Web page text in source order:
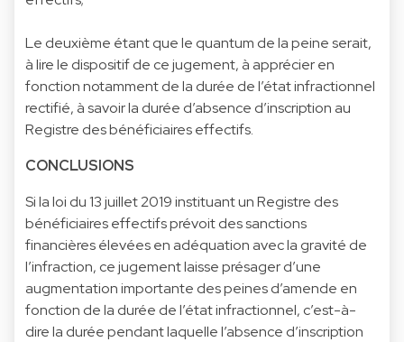
Le deuxième étant que le quantum de la peine serait,
à lire le dispositif de ce jugement, à apprécier en
fonction notamment de la durée de l’état infractionnel
rectifié, à savoir la durée d’absence d’inscription au
Registre des bénéficiaires effectifs.
CONCLUSIONS
Si la loi du 13 juillet 2019 instituant un Registre des
bénéficiaires effectifs prévoit des sanctions
financières élevées en adéquation avec la gravité de
l’infraction, ce jugement laisse présager d’une
augmentation importante des peines d’amende en
fonction de la durée de l’état infractionnel, c’est-à-
dire la durée pendant laquelle l’absence d’inscription